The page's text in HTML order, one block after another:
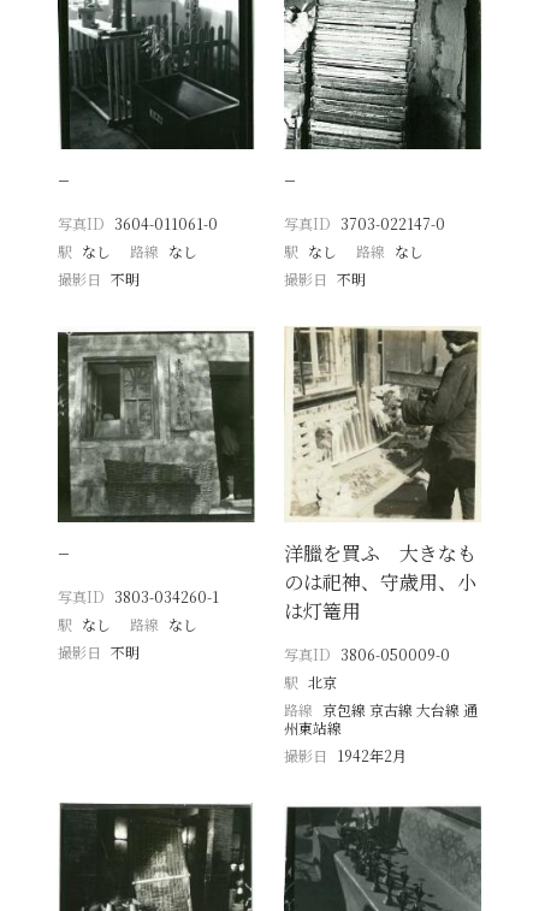
−
写真ID 3604-011061-0
駅 なし 路線 なし
撮影日
不明
−
写真ID 3703-022147-0
駅 なし 路線 なし
撮影日 不明
−
写真ID 3803-034260-1
駅 なし 路線 なし
撮影日
不明
洋臘を買ふ 大きなも
のは祀神、守歳用、小
は灯篭用
写真ID 3806-050009-0
駅 北京
路線 京包線 京古線 大台線 通
州東站線
撮影日
1942年2月